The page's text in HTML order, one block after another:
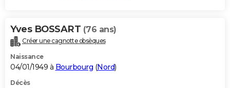
Yves BOSSART (76 ans)
Créer une cagnotte obsèques
Naissance
04/01/1949 à Bourbourg (Nord)
Décès